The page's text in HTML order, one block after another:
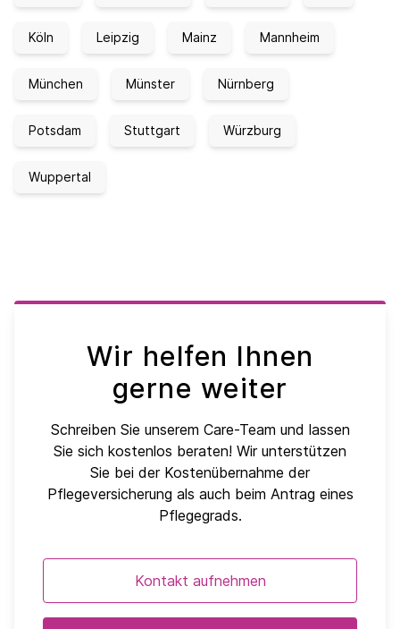
Köln Leipzig Mainz Mannheim
München Münster Nürnberg
Potsdam Stuttgart Würzburg
Wuppertal
Wir helfen Ihnen
gerne weiter
Schreiben Sie unserem Care-Team und lassen
Sie sich kostenlos beraten! Wir unterstützen
Sie bei der Kostenübernahme der
Pflegeversicherung als auch beim Antrag eines
Pflegegrads.
Kontakt aufnehmen